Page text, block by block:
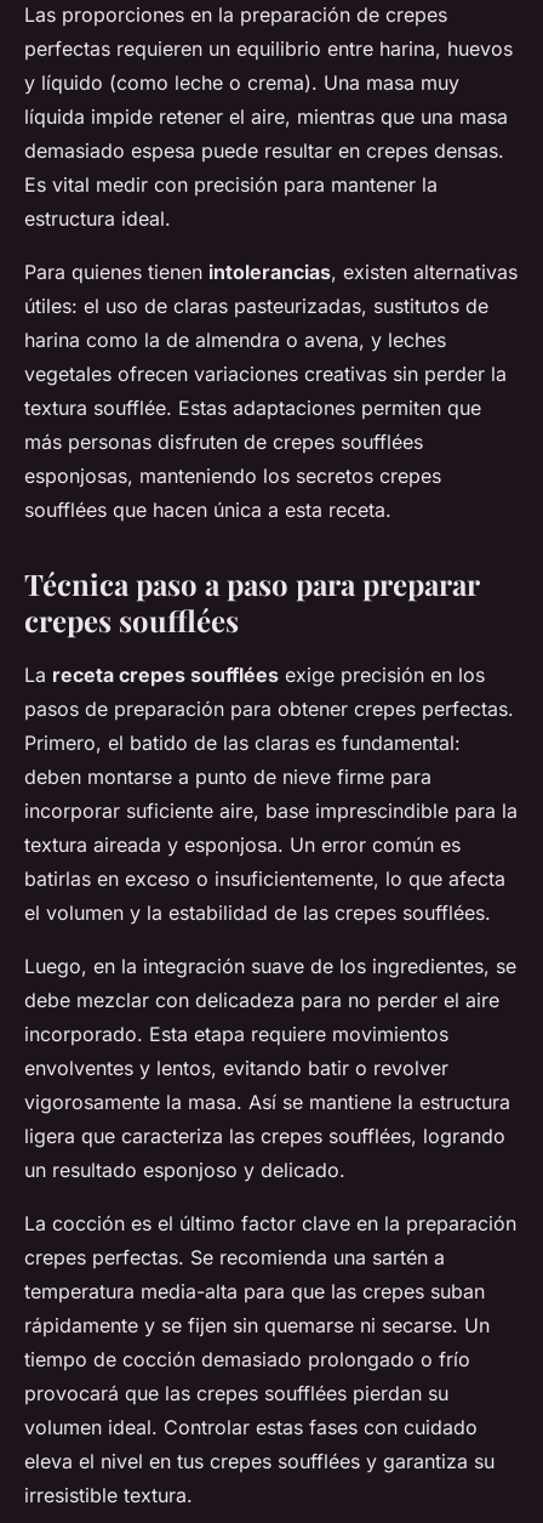
Las proporciones en la preparación de crepes
perfectas requieren un equilibrio entre harina, huevos
y líquido (como leche o crema). Una masa muy
líquida impide retener el aire, mientras que una masa
demasiado espesa puede resultar en crepes densas.
Es vital medir con precisión para mantener la
estructura ideal.
Para quienes tienen intolerancias, existen alternativas
útiles: el uso de claras pasteurizadas, sustitutos de
harina como la de almendra o avena, y leches
vegetales ofrecen variaciones creativas sin perder la
textura soufflée. Estas adaptaciones permiten que
más personas disfruten de crepes soufflées
esponjosas, manteniendo los secretos crepes
soufflées que hacen única a esta receta.
Técnica paso a paso para preparar
crepes soufflées
La receta crepes soufflées exige precisión en los
pasos de preparación para obtener crepes perfectas.
Primero, el batido de las claras es fundamental:
deben montarse a punto de nieve firme para
incorporar suficiente aire, base imprescindible para la
textura aireada y esponjosa. Un error común es
batirlas en exceso o insuficientemente, lo que afecta
el volumen y la estabilidad de las crepes soufflées.
Luego, en la integración suave de los ingredientes, se
debe mezclar con delicadeza para no perder el aire
incorporado. Esta etapa requiere movimientos
envolventes y lentos, evitando batir o revolver
vigorosamente la masa. Así se mantiene la estructura
ligera que caracteriza las crepes soufflées, logrando
un resultado esponjoso y delicado.
La cocción es el último factor clave en la preparación
crepes perfectas. Se recomienda una sartén a
temperatura media-alta para que las crepes suban
rápidamente y se fijen sin quemarse ni secarse. Un
tiempo de cocción demasiado prolongado o frío
provocará que las crepes soufflées pierdan su
volumen ideal. Controlar estas fases con cuidado
eleva el nivel en tus crepes soufflées y garantiza su
irresistible textura.